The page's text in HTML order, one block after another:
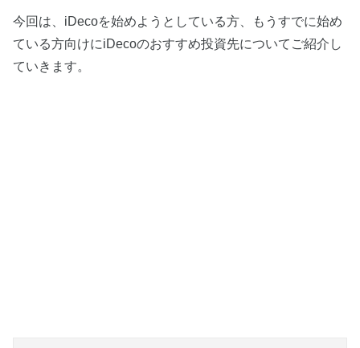
今回は、iDecoを始めようとしている方、もうすでに始め
ている方向けにiDecoのおすすめ投資先についてご紹介し
ていきます。